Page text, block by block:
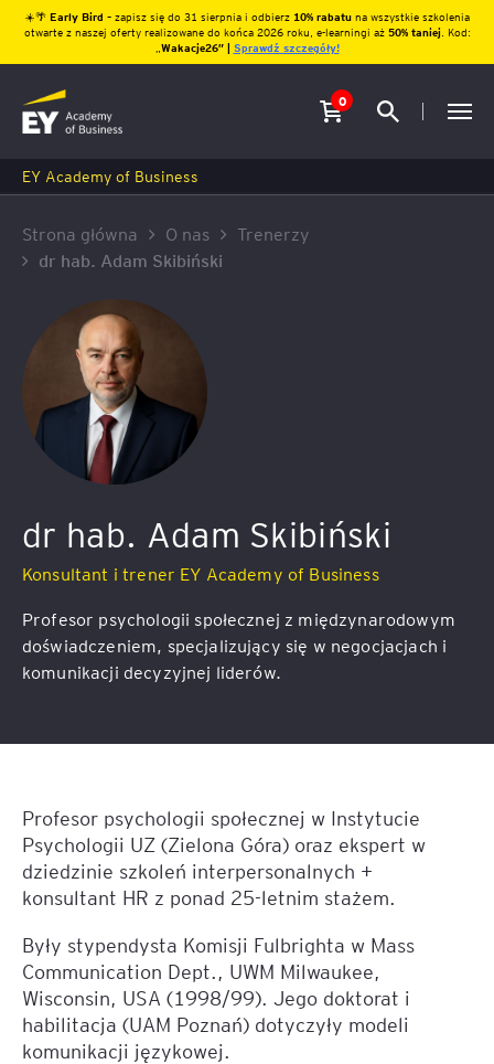
☀️🌴 Early Bird – zapisz się do 31 sierpnia i odbierz10% rabatu na wszystkie szkolenia
otwarte z naszej oferty realizowane do końca 2026 roku, e-learningi aż 50% taniej. Kod:
Wakacje26″ | Sprawdź szczegóły!
0
EY Academy of Business
Strona główna O nas
Trenerzy
dr hab. Adam Skibiński
dr hab. Adam Skibiński
Konsultant i trener EY Academy of Business
Profesor psychologii społecznej z międzynarodowym
doświadczeniem, specjalizujący się w negocjacjach i
komunikacji decyzyjnej liderów.
Profesor psychologii społecznej w Instytucie
Psychologii UZ (Zielona Góra) oraz ekspert w
dziedzinie szkoleń interpersonalnych +
konsultant HR z ponad 25-letnim stażem.
Były stypendysta Komisji Fulbrighta w Mass
Communication Dept., UWM Milwaukee,
Wisconsin, USA (1998/99). Jego doktorat i
habilitacja (UAM Poznań) dotyczyły modeli
komunikacji językowej.